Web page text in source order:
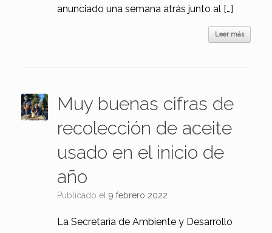
anunciado una semana atrás junto al […]
Leer más
Muy buenas cifras de
recolección de aceite
usado en el inicio de
año
Publicado el 9 febrero 2022
La Secretaría de Ambiente y Desarrollo